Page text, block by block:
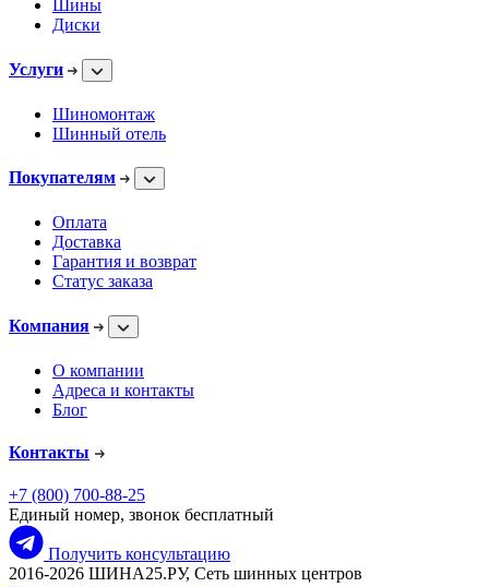
Шины
Диски
Услуги
Шиномонтаж
Шинный отель
Покупателям
Оплата
Доставка
Гарантия и возврат
Статус заказа
Компания
О компании
Адреса и контакты
Блог
Контакты
+7 (800) 700-88-25
Единый номер, звонок бесплатный
Получить консультацию
2016-2026 ШИНА25.РУ, Сеть шинных центров